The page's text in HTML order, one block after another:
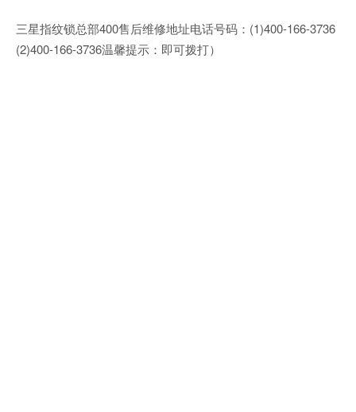
三星指纹锁总部400售后维修地址电话号码：(1)400-166-3736
(2)400-166-3736温馨提示：即可拨打）